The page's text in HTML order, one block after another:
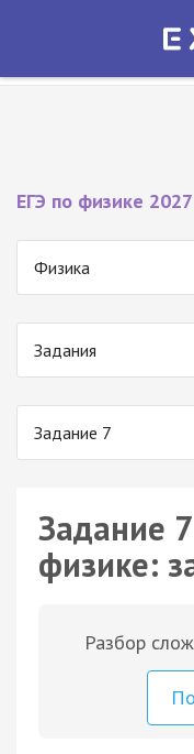
Экзамер —
ЕГЭ по физике 2027
Физика
Задания
Задание 7
Задание
физике:
Разбор